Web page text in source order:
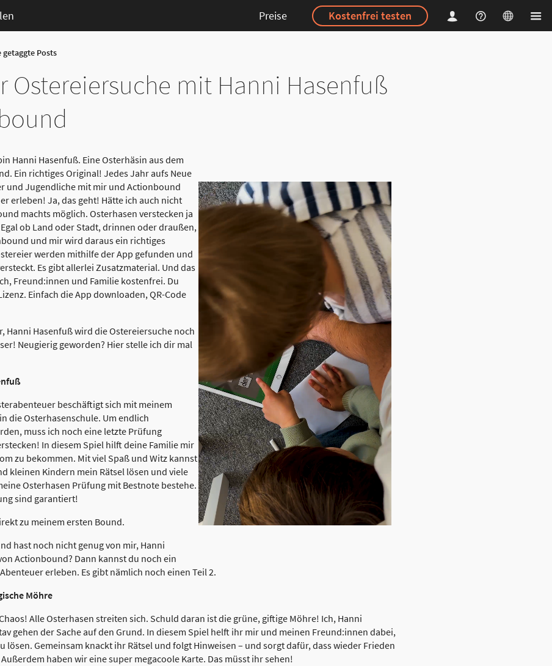
Preise Kostenfrei testen
getaggte Posts
Ostereiersuche mit Hanni Hasenfuß
Hanni Hasenfuß. Eine Osterhäsin aus dem
Ein richtiges Original! Jedes Jahr aufs Neue
und Jugendliche mit mir und Actionbound
erleben! Ja, das geht! Hätte ich auch nicht
machts möglich. Osterhasen verstecken ja
ob Land oder Stadt, drinnen oder draußen,
und mir wird daraus ein richtiges
werden mithilfe der App gefunden und
Es gibt allerlei Zusatzmaterial. Und das
Freund:innen und Familie kostenfrei. Du
Einfach die App downloaden, QR-Code
Hanni Hasenfuß wird die Ostereiersuche noch
Neugierig geworden? Hier stelle ich dir mal
beschäftigt sich mit meinem
die Osterhasenschule. Um endlich
muss ich noch eine letzte Prüfung
In diesem Spiel hilft deine Familie mir
zu bekommen. Mit viel Spaß und Witz kannst
kleinen Kindern mein Rätsel lösen und viele
Osterhasen Prüfung mit Bestnote bestehe.
sind garantiert!
zu meinem ersten Bound.
hast noch nicht genug von mir, Hanni
Actionbound? Dann kannst du noch ein
erleben. Es gibt nämlich noch einen Teil 2.
Möhre
Alle Osterhasen streiten sich. Schuld daran ist die grüne, giftige Möhre! Ich, Hanni
gehen der Sache auf den Grund. In diesem Spiel helft ihr mir und meinen Freund:innen dabei,
lösen. Gemeinsam knackt ihr Rätsel und folgt Hinweisen – und sorgt dafür, dass wieder Frieden
haben wir eine super megacoole Karte. Das müsst ihr sehen!